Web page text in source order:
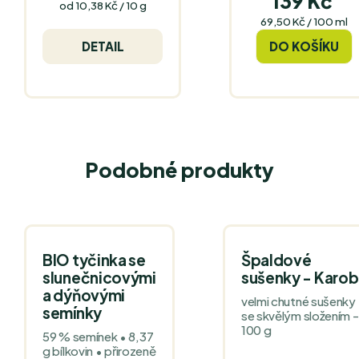
Měrná
od 10,38 Kč / 10 g
DETAIL
Měrná
cena:
69,50 Kč / 100 ml
DO KOŠÍKU
Podobné produkty
BIO tyčinka se
slunečnicovými
a dýňovými
semínky
59 % semínek • 8,37
g bílkovin • přirozeně
Špaldové
sušenky - Karob
velmi chutné sušenky
se skvělým složením -
100 g